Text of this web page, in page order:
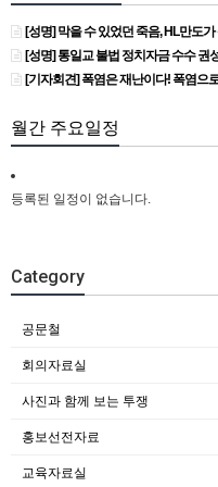
[성명] 막을 수 있었던 죽음, HL만도
[성명] 통일교 불법 정치자금 수수 권
[기자회견] 폭염은 재난이다! 폭염으
월간 주요일정
등록된 일정이 없습니다.
Category
공문철
회의자료실
사진과 함께 보는 투쟁
홍보선전자료
교육자료실